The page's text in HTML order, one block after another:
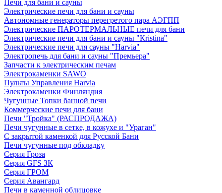
Печи для бани и сауны
Электрические печи для бани и сауны
Автономные генераторы перегретого пара АЭГПП
Электрические ПАРОТЕРМАЛЬНЫЕ печи для бани
Электрические печи для бани и сауны "Кristina"
Электрические печи для сауны "Harvia"
Электропечь для бани и сауны "Премьера"
Запчасти к электрическим печам
Электрокаменки SAWO
Пульты Управления Harvia
Электрокаменки Финляндия
Чугунные Топки банной печи
Коммерческие печи для бани
Печи "Тройка" (РАСПРОДАЖА)
Печи чугунные в сетке, в кожухе и "Ураган"
С закрытой каменкой для Русской Бани
Печи чугунные под обкладку
Серия Гроза
Серия GFS ЗК
Серия ГРОМ
Серия Авангард
Печи в каменной облицовке